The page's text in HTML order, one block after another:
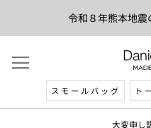
令和８年熊本地
スモールバッグ ト
大変申し